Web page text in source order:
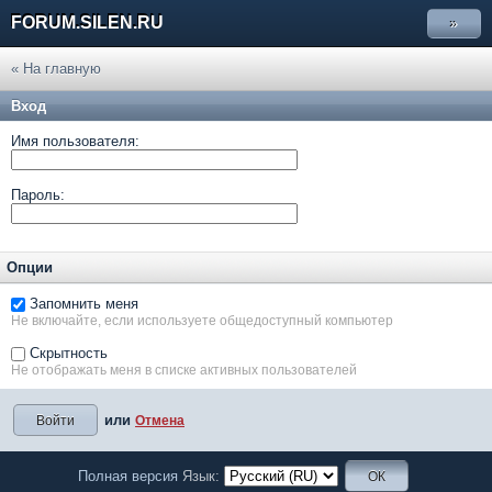
FORUM.SILEN.RU »
« На главную
Вход
Имя пользователя:
Пароль:
Опции
Запомнить меня
Не включайте, если используете общедоступный компьютер
Скрытность
Не отображать меня в списке активных пользователей
или Отмена
Полная версия Язык: